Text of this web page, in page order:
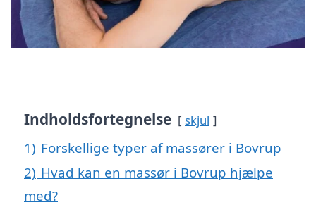
Indholdsfortegnelse skjul
1) Forskellige typer af massører i Bovrup
2) Hvad kan en massør i Bovrup hjælpe
med?